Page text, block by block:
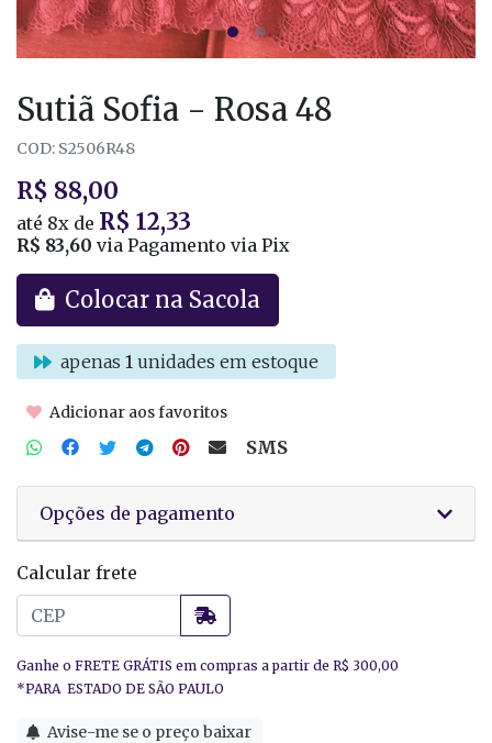
Sutiã Sofia - Rosa 48
COD: S2506R48
R$ 88,00
até 8x de R$ 12,33
R$ 83,60 via Pagamento via Pix
Colocar na Sacola
apenas 1 unidades em estoque
Adicionar aos favoritos
SMS
Opções de pagamento
Calcular frete
Avise-me se o preço baixar